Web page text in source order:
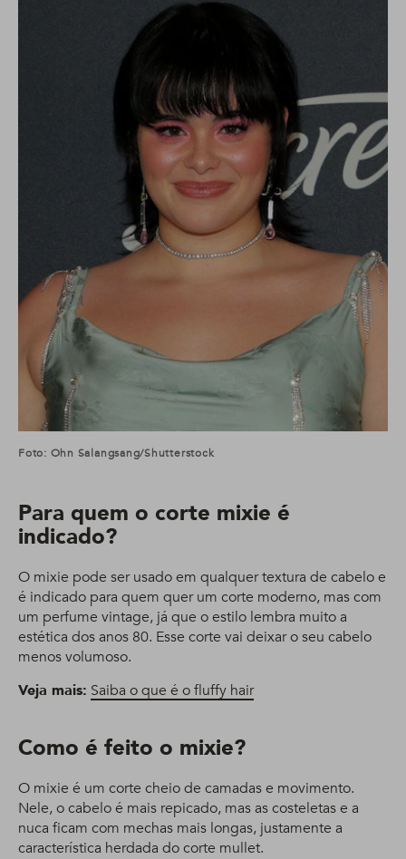
Foto: Ohn Salangsang/Shutterstock
Para quem o corte mixie é
indicado?
O mixie pode ser usado em qualquer textura de cabelo e
é indicado para quem quer um corte moderno, mas com
um perfume vintage, já que o estilo lembra muito a
estética dos anos 80. Esse corte vai deixar o seu cabelo
menos volumoso.
Veja mais: Saiba o que é o fluffy hair
Como é feito o mixie?
O mixie é um corte cheio de camadas e movimento.
Nele, o cabelo é mais repicado, mas as costeletas e a
nuca ficam com mechas mais longas, justamente a
característica herdada do corte mullet.